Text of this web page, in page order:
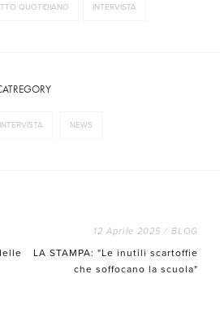
QUOTIDIANO INTERVISTA
INTERVISTA NEWS
12 Aprile 2025 / BLOG
LA STAMPA: "Le inutili scartoffie
che soffocano la scuola"